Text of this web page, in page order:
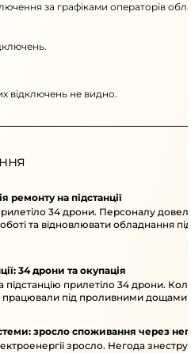
за графіками операторів
відключень не видно.
ремонту на підстанції
34 дрони. Персоналу
та відновлювати обладнання під
34 дрони та окупація
підстанцію прилетіло 34 дрони.
працювали під проливними дощами
зросло споживання через
зросло. Негода